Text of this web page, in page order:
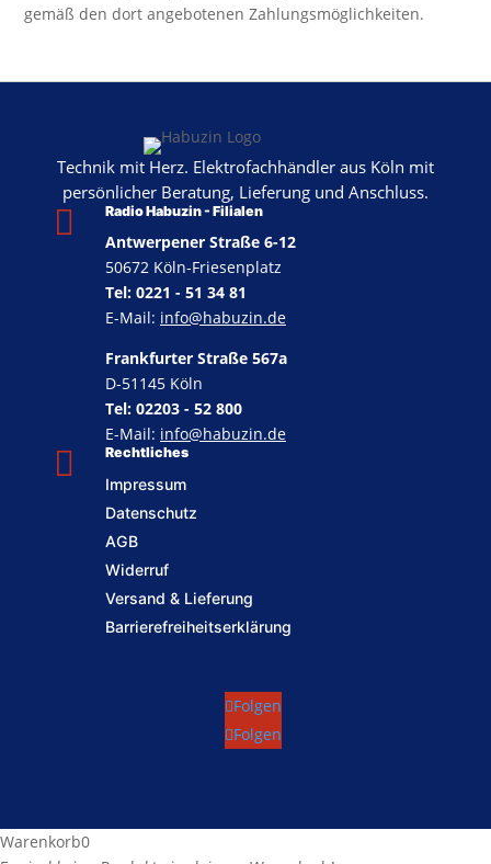
gemäß den dort angebotenen Zahlungsmöglichkeiten.
Technik mit Herz. Elektrofachhändler aus Köln mit
persönlicher Beratung, Lieferung und Anschluss.
 Rechtliches
Impressum
Datenschutz
AGB
Widerruf
Versand & Lieferung
Barrierefreiheitserklärung
 Radio Habuzin - Filialen
Antwerpener Straße 6-12
50672 Köln-Friesenplatz
Tel: 0221 - 51 34 81
E-Mail: info@habuzin.de
Frankfurter Straße 567a
D-51145 Köln
Tel: 02203 - 52 800
E-Mail: info@habuzin.de
Folgen
Folgen
Warenkorb0